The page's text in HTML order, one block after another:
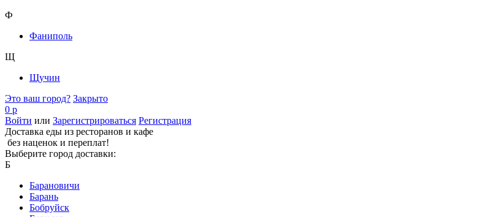
Ф
Фаниполь
Щ
Щучин
Это ваш город? Закрыто
0 р
Войти или Зарегистрироваться Регистрация
Доставка еды из ресторанов и кафе
без наценок и переплат!
Выберите город доставки:
Б
Барановичи
Барань
Бобруйск